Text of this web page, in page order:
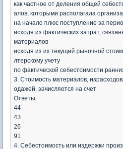
как частное от деления общей
алов, которыми располагала
на начало плюс поступление за
исходя из фактических затрат,
материалов
исходя из их текущей рыночной
лтерскому учету
по фактической себестоимости
3. Стоимость материалов,
одажей, зачисляется на счет
Ответы
44
43
26
91
4. Себестоимость или издержки